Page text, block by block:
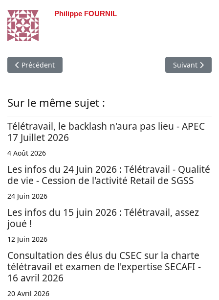
Philippe FOURNIL
Article précédent : Commission de suivi accord télétravail -
Précédent Article
Suivant
Sur le même sujet :
Télétravail, le backlash n'aura pas lieu - APEC
17 Juillet 2026
4 Août 2026
Les infos du 24 Juin 2026 : Télétravail - Qualité
de vie - Cession de l'activité Retail de SGSS
24 Juin 2026
Les infos du 15 juin 2026 : Télétravail, assez
joué !
12 Juin 2026
Consultation des élus du CSEC sur la charte
télétravail et examen de l'expertise SECAFI -
16 avril 2026
20 Avril 2026